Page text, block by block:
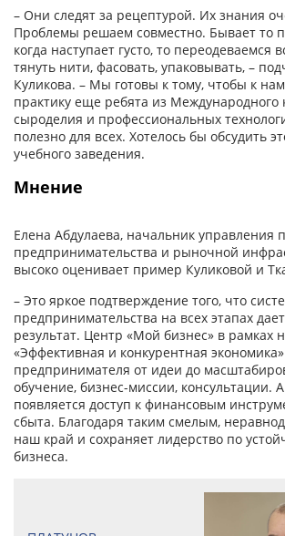
– Они следят за рецептурой. Их знания
Проблемы решаем совместно. Бывает то
когда наступает густо, то переодеваемся
тянуть нити, фасовать, упаковывать, –
Куликова. – Мы готовы к тому, чтобы к
практику еще ребята из Международного
сыроделия и профессиональных
полезно для всех. Хотелось бы обсудить
учебного заведения.
Мнение
Елена Абдулаева, начальник управления
предпринимательства и рыночной
высоко оценивает пример Куликовой и
– Это яркое подтверждение того, что
предпринимательства на всех этапах
результат. Центр «Мой бизнес» в рамках
«Эффективная и конкурентная
предпринимателя от идеи до
обучение, бизнес-миссии, консультации.
появляется доступ к финансовым
сбыта. Благодаря таким смелым,
наш край и сохраняет лидерство по
бизнеса.